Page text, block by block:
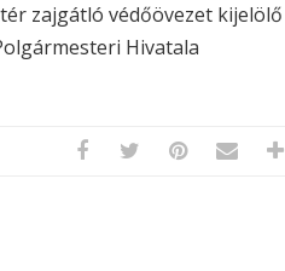
zajgátló védőövezet kijelölő
Hivatala